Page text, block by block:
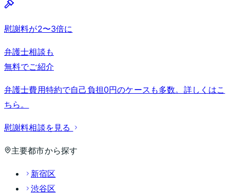
慰謝料が2〜3倍に
弁護士相談も
無料でご紹介
弁護士費用特約で自己負担0円のケースも多数。詳しくはこ
ちら。
慰謝料相談を見る
主要都市から探す
新宿区
渋谷区